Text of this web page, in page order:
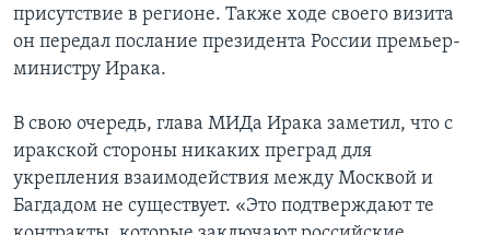
присутствие в регионе. Также ходе своего визита
он передал послание президента России премьер-
министру Ирака.
В свою очередь, глава МИДа Ирака заметил, что с
иракской стороны никаких преград для
укрепления взаимодействия между Москвой и
Багдадом не существует. «Это подтверждают те